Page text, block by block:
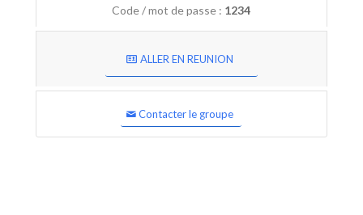
Code / mot de passe : 1234
ALLER EN REUNION
Contacter le groupe